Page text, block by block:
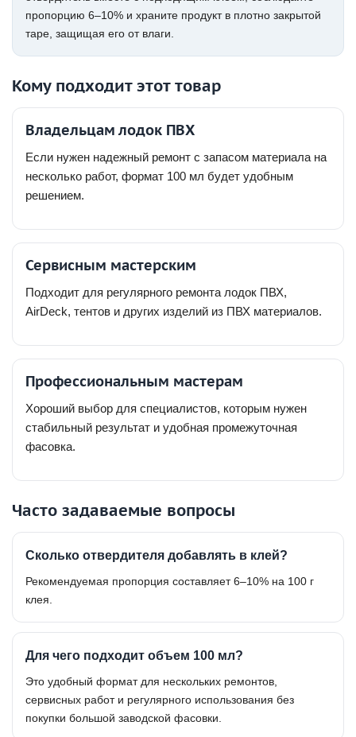
пропорцию 6–10% и храните продукт в плотно закрытой
таре, защищая его от влаги.
Кому подходит этот товар
Владельцам лодок ПВХ
Если нужен надежный ремонт с запасом материала на
несколько работ, формат 100 мл будет удобным
решением.
Сервисным мастерским
Подходит для регулярного ремонта лодок ПВХ,
AirDeck, тентов и других изделий из ПВХ материалов.
Профессиональным мастерам
Хороший выбор для специалистов, которым нужен
стабильный результат и удобная промежуточная
фасовка.
Часто задаваемые вопросы
Сколько отвердителя добавлять в клей?
Рекомендуемая пропорция составляет 6–10% на 100 г
клея.
Для чего подходит объем 100 мл?
Это удобный формат для нескольких ремонтов,
сервисных работ и регулярного использования без
покупки большой заводской фасовки.